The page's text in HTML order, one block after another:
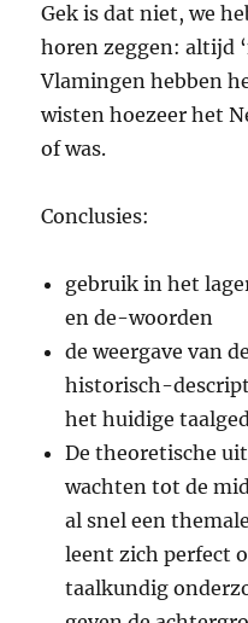
Gek is dat niet, we
horen zeggen: altijd
Vlamingen hebben
wisten hoezeer het
of was.
Conclusies:
gebruik in het
en de-woorden
de weergave van
historisch-
het huidige
De theoretische
wachten tot de
al snel een
leent zich perfect
taalkundig